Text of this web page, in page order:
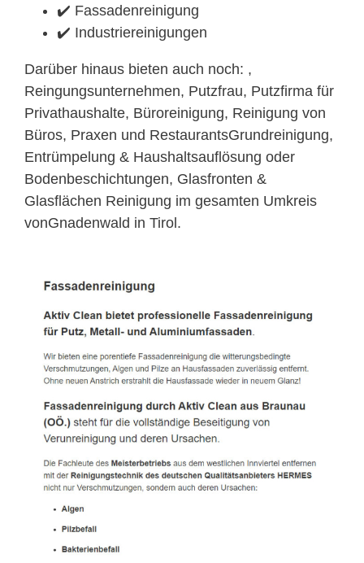
✔️ Fassadenreinigung
✔️ Industriereinigungen
Darüber hinaus bieten auch noch: ,
Reingungsunternehmen, Putzfrau, Putzfirma für
Privathaushalte, Büroreinigung, Reinigung von
Büros, Praxen und RestaurantsGrundreinigung,
Entrümpelung & Haushaltsauflösung oder
Bodenbeschichtungen, Glasfronten &
Glasflächen Reinigung im gesamten Umkreis
vonGnadenwald in Tirol.